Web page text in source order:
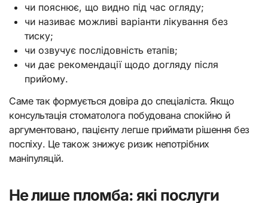
чи пояснює, що видно під час огляду;
чи називає можливі варіанти лікування без
тиску;
чи озвучує послідовність етапів;
чи дає рекомендації щодо догляду після
прийому.
Саме так формується довіра до спеціаліста. Якщо
консультація стоматолога побудована спокійно й
аргументовано, пацієнту легше приймати рішення без
поспіху. Це також знижує ризик непотрібних
маніпуляцій.
Не лише пломба: які послуги